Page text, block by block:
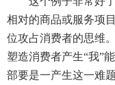
相对的商品或服务项
位攻占消费者的思维
塑造消费者产生“我”
部要是一产生这一难